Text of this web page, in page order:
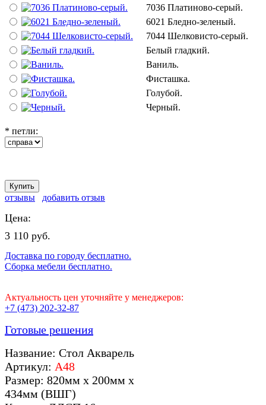
7036 Платиново-серый.
6021 Бледно-зеленый.
7044 Шелковисто-серый.
Белый гладкий.
Ваниль.
Фисташка.
Голубой.
Черный.
* петли:
отзывы добавить отзыв
Цена:
3 110 руб.
Доставка по городу бесплатно.
Сборка мебели бесплатно.
Актуальность цен уточняйте у менеджеров:
+7 (473) 202-32-87
Готовые решения
Название: Стол Акварель
Артикул: А48
Размер: 820мм х 200мм х
434мм (ВШГ)